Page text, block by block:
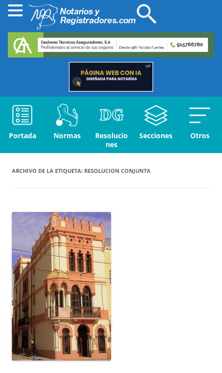
Portada Normas
Resolucio
nes
Secciones Otros
ARCHIVO DE LA ETIQUETA: RESOLUCION CONJUNTA